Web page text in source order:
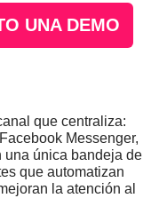
UNA DEMO
que centraliza:
Messenger,
una única bandeja de
que automatizan
la atención al